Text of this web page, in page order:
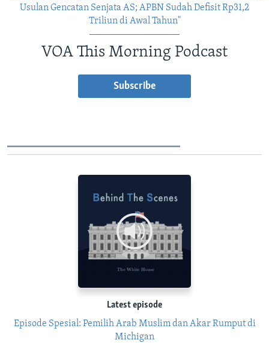
Usulan Gencatan Senjata AS; APBN Sudah Defisit Rp31,2
Triliun di Awal Tahun"
VOA This Morning Podcast
Subscribe
________________________
Latest episode
Episode Spesial: Pemilih Arab Muslim dan Akar Rumput di
Michigan